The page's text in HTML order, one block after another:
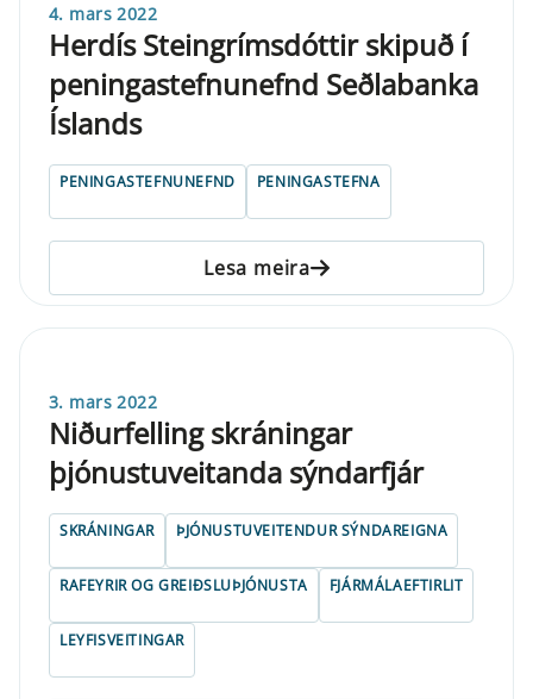
4. mars 2022
Herdís Steingrímsdóttir skipuð í
peningastefnunefnd Seðlabanka
Íslands
PENINGASTEFNUNEFND PENINGASTEFNA
Lesa meira
3. mars 2022
Niðurfelling skráningar
þjónustuveitanda sýndarfjár
SKRÁNINGAR ÞJÓNUSTUVEITENDUR SÝNDAREIGNA
RAFEYRIR OG GREIÐSLUÞJÓNUSTA FJÁRMÁLAEFTIRLIT
LEYFISVEITINGAR